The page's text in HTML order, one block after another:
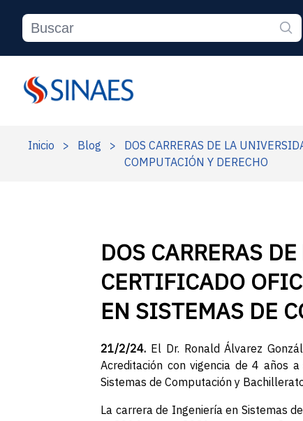
Inicio > Blog >
DOS CARRERAS DE LA
COMPUTACIÓN Y DERECHO
DOS CARRERAS
CERTIFICADO
EN SISTEMAS DE
21/2/24. El Dr. Ronald Álvarez
Acreditación con vigencia de 4 años
Sistemas de Computación y
La carrera de Ingeniería en Sistemas